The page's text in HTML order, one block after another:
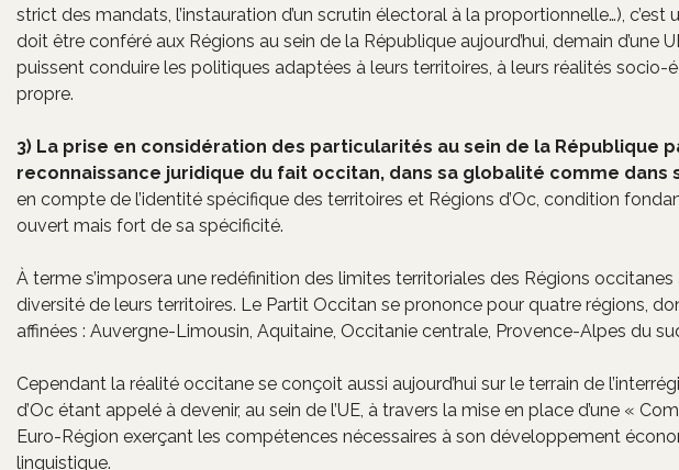
strict des mandats, l’instauration d’un scrutin électoral à la proportionnelle…),
doit être conféré aux Régions au sein de la République aujourd’hui, demain d’une
puissent conduire les politiques adaptées à leurs territoires, à leurs réalités
propre.
3) La prise en considération des particularités au sein de la République
reconnaissance juridique du fait occitan, dans sa globalité comme dans
en compte de l’identité spécifique des territoires et Régions d’Oc, condition
ouvert mais fort de sa spécificité.
À terme s’imposera une redéfinition des limites territoriales des Régions occitanes
diversité de leurs territoires. Le Partit Occitan se prononce pour quatre régions,
affinées : Auvergne-Limousin, Aquitaine, Occitanie centrale, Provence-Alpes du
Cependant la réalité occitane se conçoit aussi aujourd’hui sur le terrain de
d’Oc étant appelé à devenir, au sein de l’UE, à travers la mise en place d’une «
Euro-Région exerçant les compétences nécessaires à son développement
linguistique.